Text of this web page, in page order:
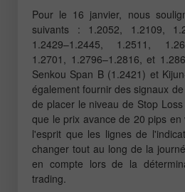
Pour le 16 janvier, nous
suivants : 1.2052, 1.2109,
1.2429–1.2445, 1.2511,
1.2701, 1.2796–1.2816, et
Senkou Span B (1.2421) et
également fournir des signaux
de placer le niveau de Stop
que le prix avance de 20 pips
l'esprit que les lignes de
changer tout au long de la
en compte lors de la
trading.